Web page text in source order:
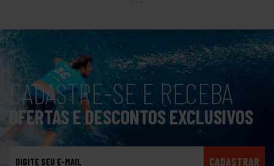
CADASTRE-SE E RECEBA
OFERTAS E DESCONTOS EXCLUSIVOS
CADASTRAR